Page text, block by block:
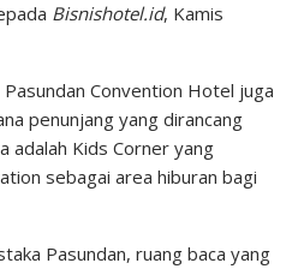
Bisnishotel.id, Kamis
Convention Hotel juga
penunjang yang dirancang
adalah Kids Corner yang
sebagai area hiburan bagi
Pasundan, ruang baca yang